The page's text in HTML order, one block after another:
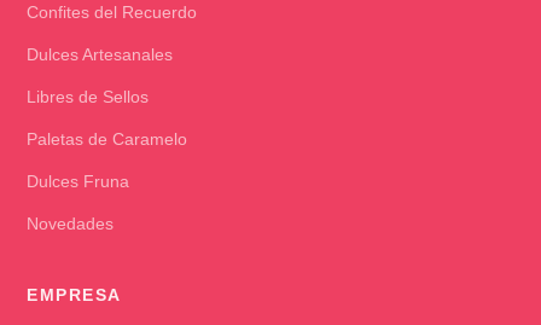
Confites del Recuerdo
Dulces Artesanales
Libres de Sellos
Paletas de Caramelo
Dulces Fruna
Novedades
EMPRESA